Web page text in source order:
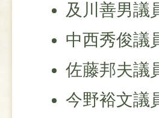
及川善男議
中西秀俊議
佐藤邦夫議
今野裕文議